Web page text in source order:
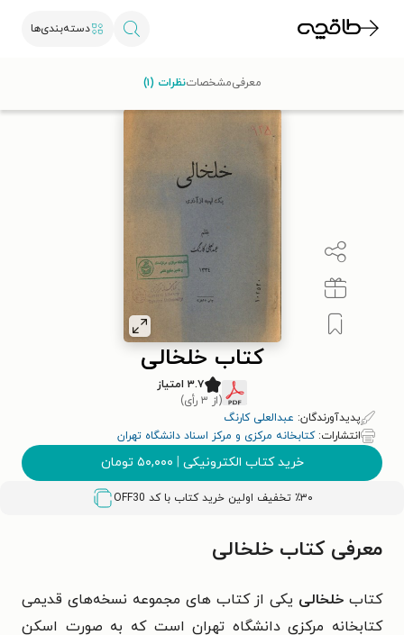
دسته‌بندی‌ها
تخفیف از طاقچه دریافت کن.
کتاب خلخالی
۳.۷ امتیاز
(از ۳ رأی)
پدیدآورندگان: عبدالعلی کارنگ
انتشارات:کتابخانه مرکزی و مرکز اسناد دانشگاه تهران
خرید کتاب الکترونیکی | ۵۰,۰۰۰ تومان
٪۳۰ تخفیف اولین خرید کتاب با کد OFF30
معرفیمشخصاتنظرات (۱)
معرفی کتاب خلخالی
کتاب خلخالی يکی از کتاب های مجموعه نسخه‌های قديمی
کتابخانه مرکزی دانشگاه تهران است که به صورت اسکن